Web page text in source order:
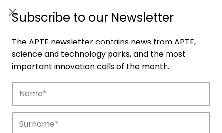
Subscribe to our Newsletter
The APTE newsletter contains news from APTE,
science and technology parks, and the most
important innovation calls of the month.